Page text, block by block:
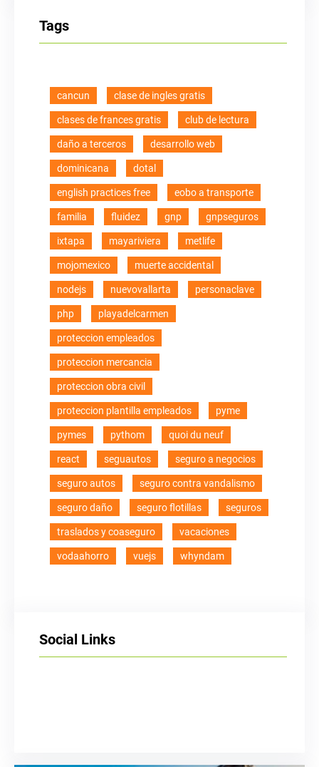
Tags
cancun clase de ingles gratis
clases de frances gratis club de lectura
daño a terceros desarrollo web
dominicana dotal
english practices free eobo a transporte
familia fluidez gnp gnpseguros
ixtapa mayariviera metlife
mojomexico muerte accidental
nodejs nuevovallarta personaclave
php playadelcarmen
proteccion empleados
proteccion mercancia
proteccion obra civil
proteccion plantilla empleados pyme
pymes pythom quoi du neuf
react seguautos seguro a negocios
seguro autos seguro contra vandalismo
seguro daño seguro flotillas seguros
traslados y coaseguro vacaciones
vodaahorro vuejs whyndam
Social Links